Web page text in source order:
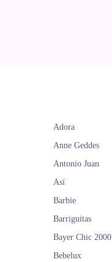
Adora
Anne Geddes
Antonio Juan
Así
Barbie
Barriguitas
Bayer Chic 2000
Bebelux